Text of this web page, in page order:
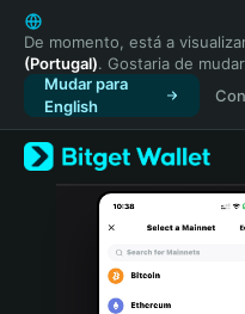
English
日本語
Tiếng Việt
Русский
Español (Latinoamérica)
Türkçe
Italiano
De momento, está a
(Portugal). Gostaria de
Mudar para
English